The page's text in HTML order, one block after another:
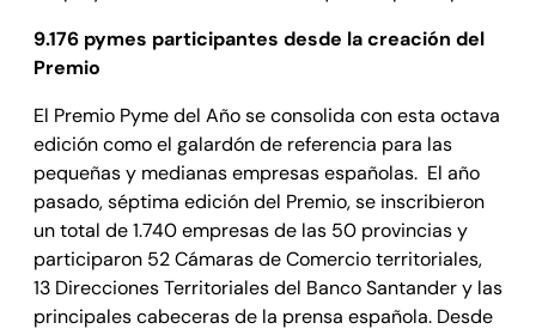
9.176 pymes participantes desde la creación del
Premio
El Premio Pyme del Año se consolida con esta octava
edición como el galardón de referencia para las
pequeñas y medianas empresas españolas. El año
pasado, séptima edición del Premio, se inscribieron
un total de 1.740 empresas de las 50 provincias y
participaron 52 Cámaras de Comercio territoriales,
13 Direcciones Territoriales del Banco Santander y las
principales cabeceras de la prensa española. Desde